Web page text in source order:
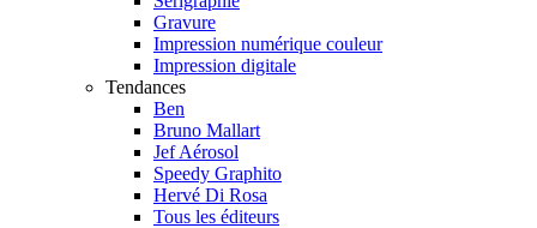
Gravure
Impression numérique couleur
Impression digitale
Tendances
Ben
Bruno Mallart
Jef Aérosol
Speedy Graphito
Hervé Di Rosa
Tous les éditeurs